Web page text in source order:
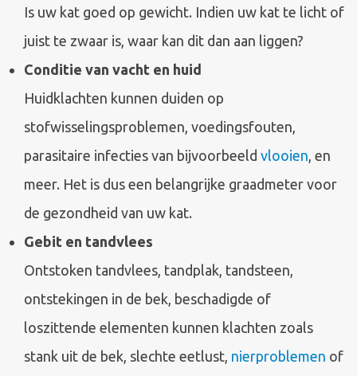
Is uw kat goed op gewicht. Indien uw kat te licht of
juist te zwaar is, waar kan dit dan aan liggen?
Conditie van vacht en huid
Huidklachten kunnen duiden op
stofwisselingsproblemen, voedingsfouten,
parasitaire infecties van bijvoorbeeld vlooien, en
meer. Het is dus een belangrijke graadmeter voor
de gezondheid van uw kat.
Gebit en tandvlees
Ontstoken tandvlees, tandplak, tandsteen,
ontstekingen in de bek, beschadigde of
loszittende elementen kunnen klachten zoals
stank uit de bek, slechte eetlust, nierproblemen of